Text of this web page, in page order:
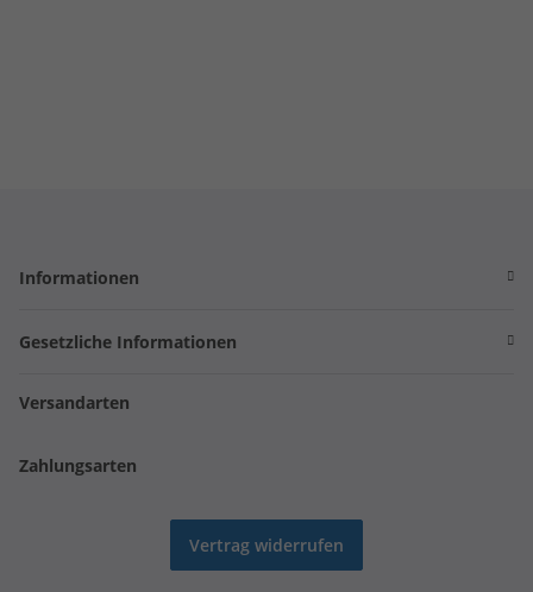
Informationen
Gesetzliche Informationen
Versandarten
Zahlungsarten
Vertrag widerrufen